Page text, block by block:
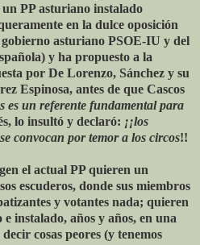
PP asturiano instalado
en la dulce oposición
asturiano PSOE-IU y del
y ha propuesto a la
por De Lorenzo, Sánchez y su
Espinosa, antes de que Cascos
es un referente fundamental para
lo insultó y declaró: ¡¡los
convocan por temor a los circos!!
el actual PP quieren un
escuderos, donde sus miembros
y votantes nada; quieren
instalado, años y años, en una
cosas peores (y tenemos